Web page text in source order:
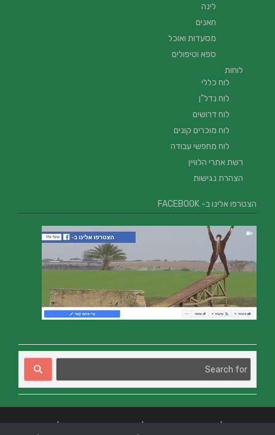
לינה
חאנים
מסעדות ואוכל
ספא וטיפולים
לוחות
לוח כללי
לוח נדל"ן
לוח דרושים
לוח מוכרים קונים
לוח מחפשי עבודה
רשת אתרי הלוויין
הצהרת נגישות
הצטרפו אלינו ב- FACEBOOK